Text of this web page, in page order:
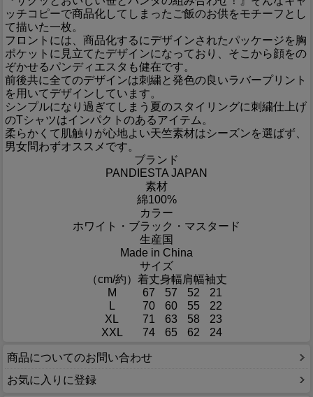
ッチコピーで商品化してしまったご飯のお供をモチーフとし
て描いた一枚。
フロントには、商品化するにデザインされたパッケージを胸
ポケットに見立てたデザインになっており、そこから顔をの
ぞかせるパンディエスタも健在です。
前後共に全てのデザインは刺繍と発色の良いラバープリント
を用いてデザインしています。
シンプルになり過ぎてしまう夏のスタイリングに刺繍仕上げ
のTシャツはインパクトのあるアイテム。
柔らかくて肌触りが心地よい天竺素材はシーズンを選ばず、
男女問わずオススメです。
ブランド
PANDIESTA JAPAN
素材
綿100%
カラー
ホワイト・ブラック・マスタード
生産国
Made in China
サイズ
（cm/約） 着丈身幅肩幅袖丈
M
67 57 52
21
L
70 60 55
22
XL
71 63 58
23
XXL
74 65 62 24
商品についてのお問い合わせ
お気に入りに登録